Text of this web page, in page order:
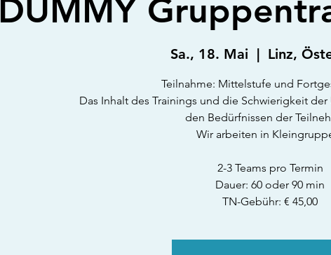
DUMMY
Sa., 18. Mai
  |
Linz,
Teilnahme: Mittelstufe und
Das Inhalt des Trainings und die Schwierigkeit
den Bedürfnissen der
Wir arbeiten in
2-3 Teams pro Termin
Dauer: 60 oder 90 min
TN-Gebühr: € 45,00